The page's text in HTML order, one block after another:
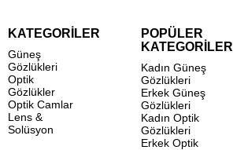
KATEGORİLER
Güneş
Gözlükleri
Optik
Gözlükler
Optik Camlar
Lens &
Solüsyon
POPÜLER
KATEGORİLER
Kadın Güneş
Gözlükleri
Erkek Güneş
Gözlükleri
Kadın Optik
Gözlükleri
Erkek Optik